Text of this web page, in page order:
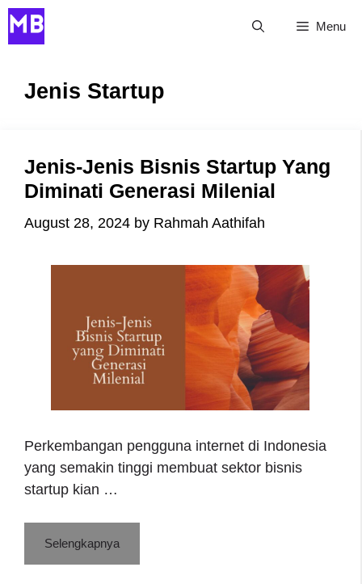
Skip
to
Menu
Jenis Startup
Jenis-Jenis Bisnis Startup Yang
Diminati Generasi Milenial
August 28, 2024 by Rahmah Aathifah
Perkembangan pengguna internet di Indonesia
yang semakin tinggi membuat sektor bisnis
startup kian …
Selengkapnya